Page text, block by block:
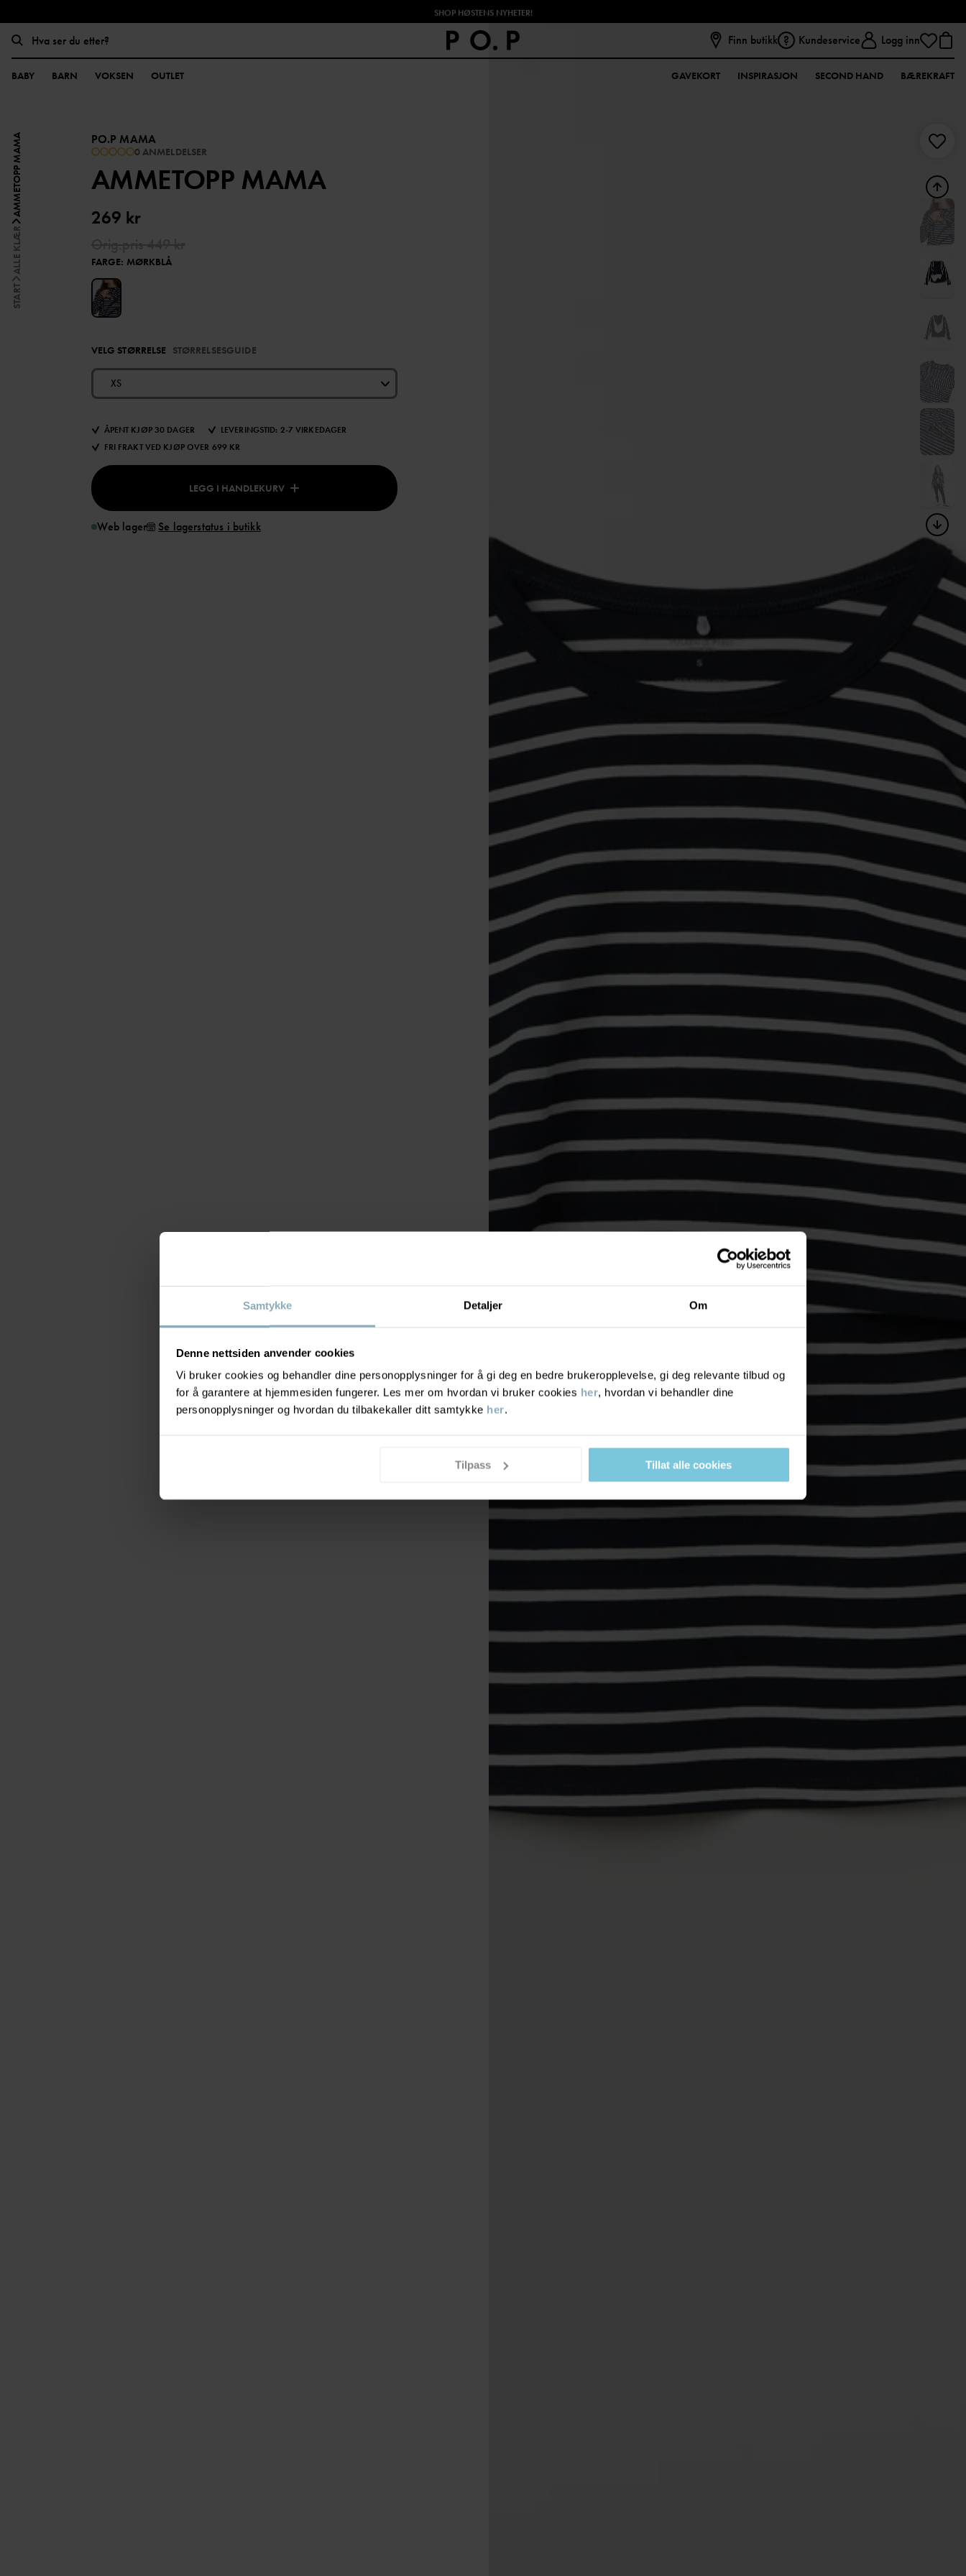
Samtykke Detaljer Om
Denne nettsiden anvender cookies
Vi bruker cookies og behandler dine personopplysninger for å gi deg en bedre brukeropplevelse, gi deg relevante tilbud og
for å garantere at hjemmesiden fungerer. Les mer om hvordan vi bruker cookies her, hvordan vi behandler dine
personopplysninger og hvordan du tilbakekaller ditt samtykke her.
Tilpass Tillat alle cookies
SHOP HØSTENS NYHETER!
Finn butikk Kundeservice Logg inn
BABY BARN VOKSEN OUTLET GAVEKORT INSPIRASJON SECOND HAND BÆREKRAFT
START
ALLE KLÆR
AMMETOPP MAMA PO.P MAMA
0 ANMELDELSER
AMMETOPP MAMA
269 kr
FARGE: MØRKBLÅ
VELG STØRRELSE STØRRELSESGUIDE
XS
ÅPENT KJØP 30 DAGER
LEVERINGSTID: 2-7 VIRKEDAGER
FRI FRAKT VED KJØP OVER 699 KR
LEGG I HANDLEKURV
Web lager Se lagerstatus i butikk